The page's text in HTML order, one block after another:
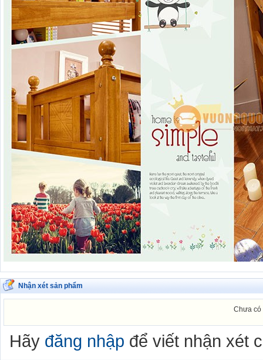
Nhận xét sản phẩm
Chưa có
Hãy đăng nhập để viết nhận xét